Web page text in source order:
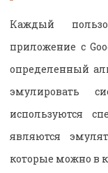
Каждый
приложение с
определенный
эмулировать
используются
являются
которые можно в